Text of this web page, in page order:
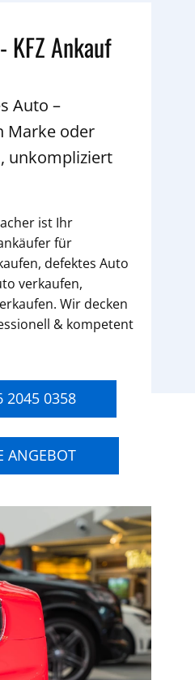
KFZ Ankauf
Auto –
Marke oder
unkompliziert
ist Ihr
für
defektes Auto
verkaufen,
Wir decken
& kompetent
2045 0358
ANGEBOT